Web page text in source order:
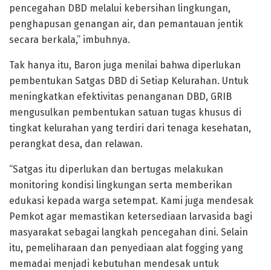
pencegahan DBD melalui kebersihan lingkungan,
penghapusan genangan air, dan pemantauan jentik
secara berkala,” imbuhnya.
Tak hanya itu, Baron juga menilai bahwa diperlukan
pembentukan Satgas DBD di Setiap Kelurahan. Untuk
meningkatkan efektivitas penanganan DBD, GRIB
mengusulkan pembentukan satuan tugas khusus di
tingkat kelurahan yang terdiri dari tenaga kesehatan,
perangkat desa, dan relawan.
“Satgas itu diperlukan dan bertugas melakukan
monitoring kondisi lingkungan serta memberikan
edukasi kepada warga setempat. Kami juga mendesak
Pemkot agar memastikan ketersediaan larvasida bagi
masyarakat sebagai langkah pencegahan dini. Selain
itu, pemeliharaan dan penyediaan alat fogging yang
memadai menjadi kebutuhan mendesak untuk